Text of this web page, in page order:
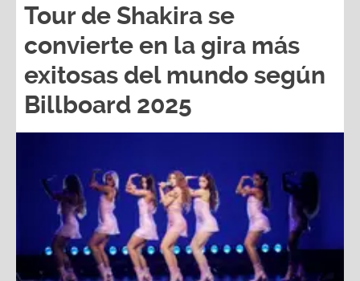
Tour de Shakira se
convierte en la gira más
exitosas del mundo según
Billboard 2025